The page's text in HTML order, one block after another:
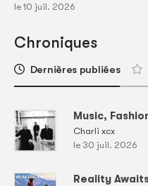
le 10 juil. 2026
Chroniques
Dernières publiées
Music,
Charli xcx
le 30 juil. 2026
Reality